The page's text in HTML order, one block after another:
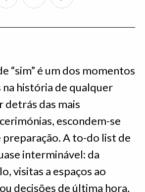
“sim” é um dos momentos
na história de qualquer
detrás das mais
escondem-se
preparação. A to-do list de
interminável: da
visitas a espaços ao
decisões de última hora,